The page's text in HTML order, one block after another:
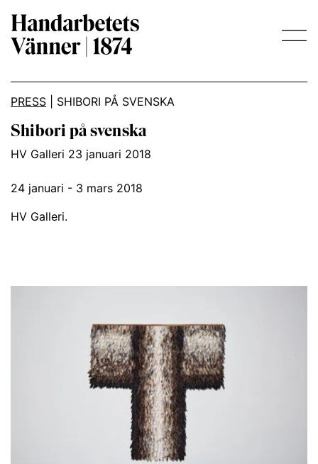
Main Navigation
PRESS SHIBORI PÅ SVENSKA
Shibori på svenska
HV Galleri 23 januari 2018
24 januari - 3 mars 2018
HV Galleri.